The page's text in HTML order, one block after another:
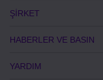
ŞİRKET
HABERLER VE BASIN
YARDIM